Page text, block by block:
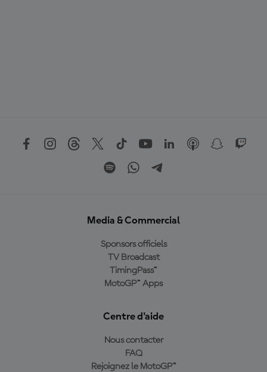
Media & Commercial
Sponsors officiels
TV Broadcast
TimingPass™
MotoGP™ Apps
Centre d'aide
Nous contacter
FAQ
Rejoignez le MotoGP™